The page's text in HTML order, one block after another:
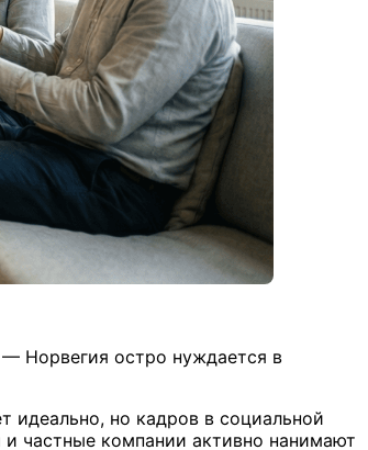
Норвегия остро нуждается в
идеально, но кадров в социальной
частные компании активно нанимают